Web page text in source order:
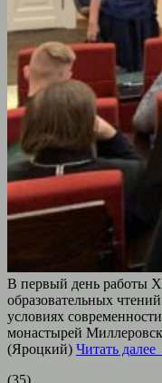
В первый день работы
образовательных
условиях
монастырей
(Яроцкий) Читать далее